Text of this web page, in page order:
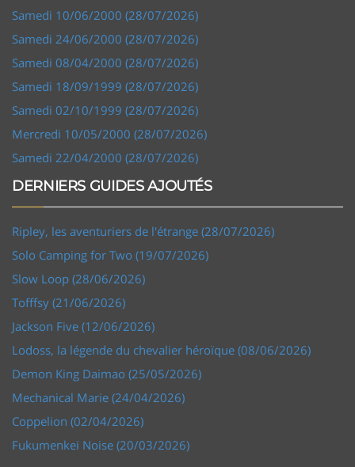
Samedi 10/06/2000 (28/07/2026)
Samedi 24/06/2000 (28/07/2026)
Samedi 08/04/2000 (28/07/2026)
Samedi 18/09/1999 (28/07/2026)
Samedi 02/10/1999 (28/07/2026)
Mercredi 10/05/2000 (28/07/2026)
Samedi 22/04/2000 (28/07/2026)
DERNIERS GUIDES AJOUTÉS
Ripley, les aventuriers de l'étrange (28/07/2026)
Solo Camping for Two (19/07/2026)
Slow Loop (28/06/2026)
Tofffsy (21/06/2026)
Jackson Five (12/06/2026)
Lodoss, la légende du chevalier héroïque (08/06/2026)
Demon King Daimao (25/05/2026)
Mechanical Marie (24/04/2026)
Coppelion (02/04/2026)
Fukumenkei Noise (20/03/2026)